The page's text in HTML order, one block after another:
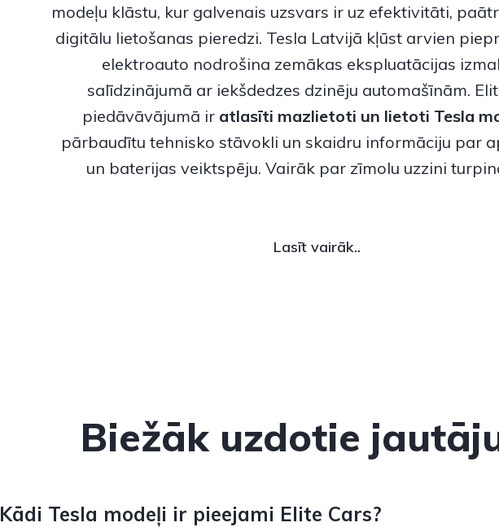
modeļu klāstu, kur galvenais uzsvars ir uz efektivitāti,
digitālu lietošanas pieredzi. Tesla Latvijā kļūst arvien
elektroauto nodrošina zemākas ekspluatācijas
salīdzinājumā ar iekšdedzes dzinēju automašīnām.
piedāvāvājumā ir atlasīti mazlietoti un lietoti Tesla
pārbaudītu tehnisko stāvokli un skaidru informāciju par
un baterijas veiktspēju. Vairāk par zīmolu uzzini
Lasīt vairāk..
Biežāk uzdotie
Kādi Tesla modeļi ir pieejami Elite Cars?